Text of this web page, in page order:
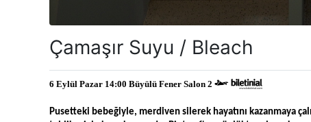
Çamaşır Suyu / Bleach
6 Eylül Pazar 14:00 Büyülü Fener Salon 2
Pusetteki bebeğiyle, merdiven silerek hayatını kazanmaya